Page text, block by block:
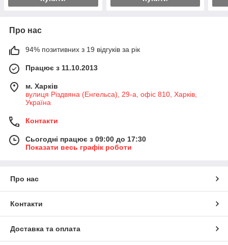
Про нас
94% позитивних з 19 відгуків за рік
Працює з 11.10.2013
м. Харків
вулиця Різдвяна (Енгельса), 29-а, офіс 810, Харків,
Україна
Контакти
Сьогодні працює з 09:00 до 17:30
Показати весь графік роботи
Про нас
Контакти
Доставка та оплата